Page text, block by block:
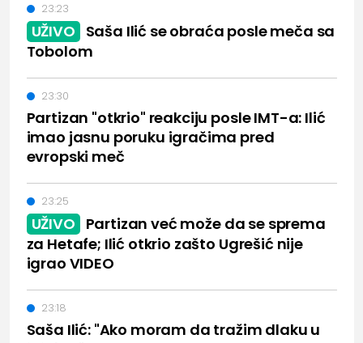
UŽIVO Saša Ilić se obraća posle meča sa
Tobolom
23:23
Partizan "otkrio" reakciju posle IMT-a: Ilić
imao jasnu poruku igračima pred
evropski meč
23:30
UŽIVO Partizan već može da se sprema
za Hetafe; Ilić otkrio zašto Ugrešić nije
igrao VIDEO
23:25
Saša Ilić: "Ako moram da tražim dlaku u
23:18